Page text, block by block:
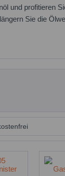
und profitieren
Sie die